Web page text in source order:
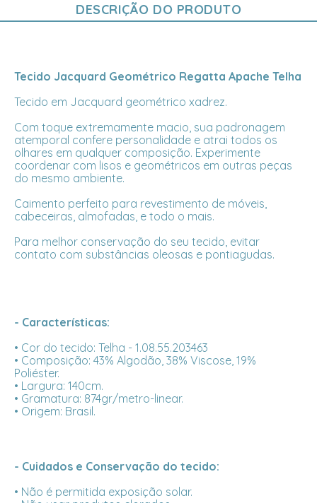
DESCRIÇÃO DO PRODUTO
Tecido Jacquard Geométrico Regatta Apache Telha
Tecido em Jacquard geométrico xadrez.
Com toque extremamente macio, sua padronagem
atemporal confere personalidade e atrai todos os
olhares em qualquer composição. Experimente
coordenar com lisos e geométricos em outras peças
do mesmo ambiente.
Caimento perfeito para revestimento de móveis,
cabeceiras, almofadas, e todo o mais.
Para melhor conservação do seu tecido, evitar
contato com substâncias oleosas e pontiagudas.
- Características:
• Cor do tecido: Telha - 1.08.55.203463
• Composição: 43% Algodão, 38% Viscose, 19%
Poliéster.
• Largura: 140cm.
• Gramatura: 874gr/metro-linear.
• Origem: Brasil.
- Cuidados e Conservação do tecido:
• Não é permitida exposição solar.